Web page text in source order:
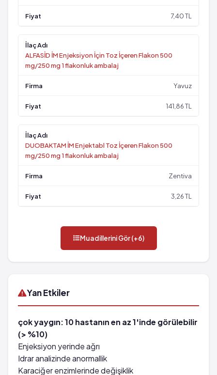
7,40 TL
ALFASİD İM Enjeksiyon İçin Toz İçeren Flakon 500
mg/250 mg 1 flakonluk ambalaj
Yavuz
141,86 TL
DUOBAKTAM İM Enjektabl Toz İçeren Flakon 500
mg/250 mg 1 flakonluk ambalaj
Zentiva
3,26 TL
Muadillerini Gör (+6)
Yan Etkiler
çok yaygın: 10 hastanın en az 1'inde görülebilir
(> %10)
Enjeksiyon yerinde ağrı
Idrar analizinde anormallik
Karaciğer enzimlerinde değişiklik